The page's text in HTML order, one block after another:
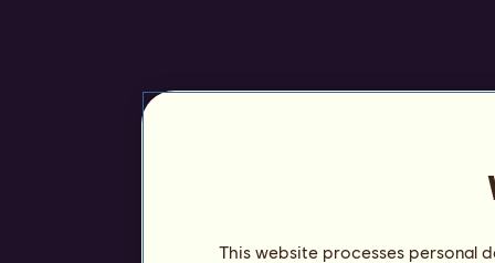
This website processes personal